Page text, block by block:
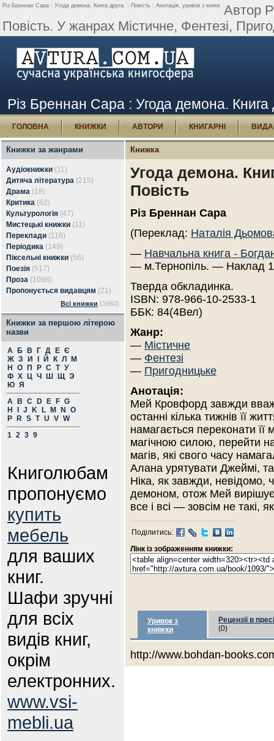
Різ Бреннан Сара : Угода демона. Книга друга. : Повість : Анотація, уривок з книги. Автор
Повість. У жанрах Містичне, Фентезі,
Різ Бреннан Сара : Угода демона. Книга
ГОЛОВНА КНИЖКИ АВТОРИ КНИГАРНІ
Книжки за жанрами
Аудіокнижки (11)
Дитяча література (215)
Драма (18)
Критика (62)
Культурологія (47)
Мистецькі книжки (11)
Переклади (116)
Періодика (149)
Піксельні книжки (56)
Поезія (517)
Проза (1098)
Пропонується видавцям (21)
Всі книжки (1660)
Книжки за першою літерою
назви
А Б В Г Д Е Є
Ж З И Й К Л
М
Н
О П Р С Т У
Ф Х Ц Ч Ш Щ Э
Ю Я
A
B C D E F G
H
J K L M N
O
P
R S T U V W
1 2 3 9
Книголюбам
пропонуємо
купить
мебель
для ваших
книг.
Шафи зручні
для всіх
видів книг,
окрім
електронних.
www.vsi-
mebli.ua
Книжка
Угода демона.
Повість
Різ Бреннан Сара
(Переклад: Наталія
— Навчальна книга -
— м.Тернопіль. — Наклад
Тверда обкладинка.
ISBN: 978-966-10-2533-1
ББК: 84(4Вел)
Жанр:
— Містичне
— Фентезі
— Пригодницьке
Анотація:
Мей Кровфорд завжди
останні кілька тижнів її
намагається переконати
магічною силою, перейти
магів, які свого часу
Алана урятувати Джеймі,
Ніка, як завжди, невідомо,
демоном, отож Мей
все і всі — зовсім не такі,
Поділитись:
Лінк із зображенням книжки:
Уривок з
книжки
Рецензії в пресі
(0)
http://www.bohdan-